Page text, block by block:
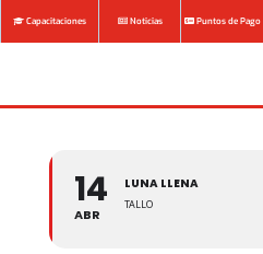
Capacitaciones Noticias Puntos de Pago
14
ABR
LUNA LLENA
TALLO